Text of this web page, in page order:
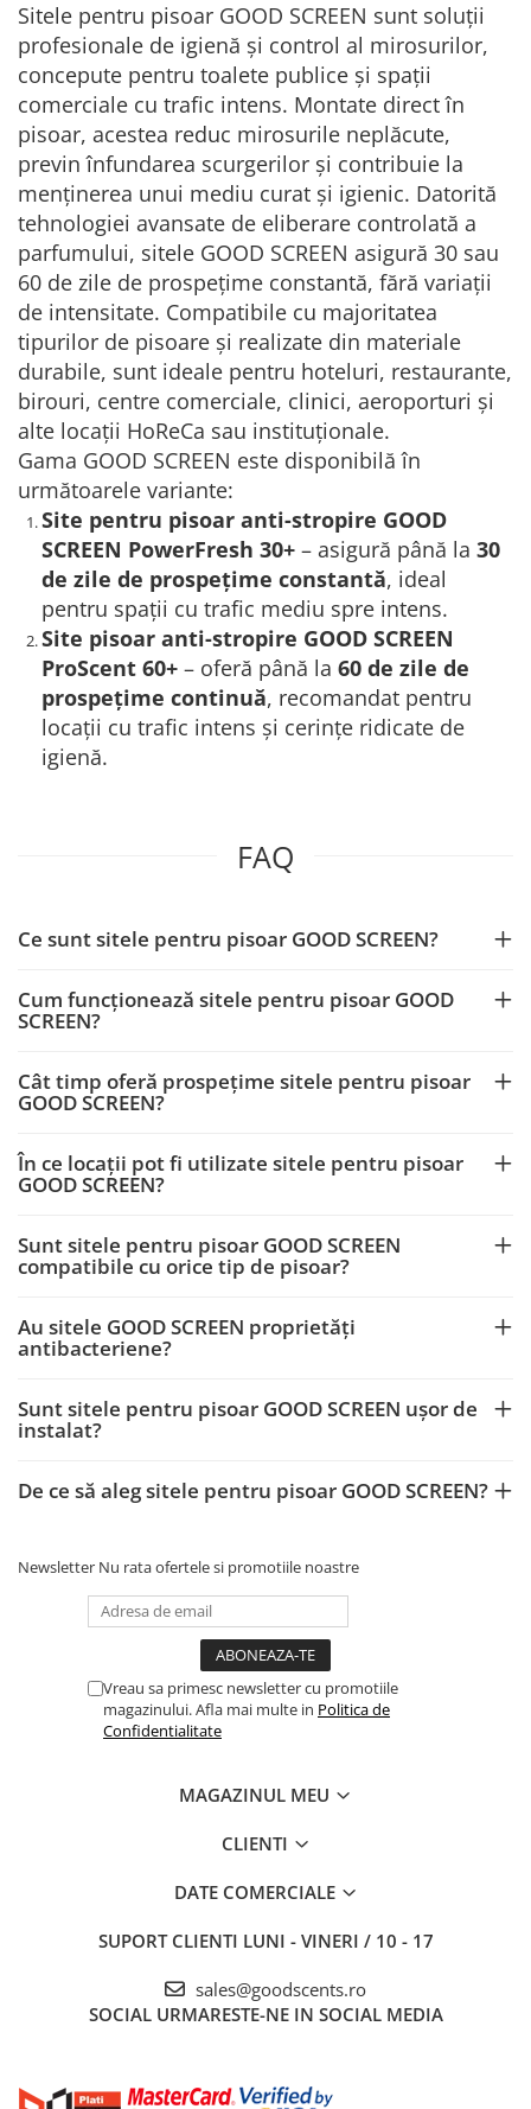
Sitele pentru pisoar GOOD SCREEN sunt soluții
profesionale de igienă și control al mirosurilor,
concepute pentru toalete publice și spații
comerciale cu trafic intens. Montate direct în
pisoar, acestea reduc mirosurile neplăcute,
previn înfundarea scurgerilor și contribuie la
menținerea unui mediu curat și igienic. Datorită
tehnologiei avansate de eliberare controlată a
parfumului, sitele GOOD SCREEN asigură 30 sau
60 de zile de prospețime constantă, fără variații
de intensitate. Compatibile cu majoritatea
tipurilor de pisoare și realizate din materiale
durabile, sunt ideale pentru hoteluri, restaurante,
birouri, centre comerciale, clinici, aeroporturi și
alte locații HoReCa sau instituționale.
Gama GOOD SCREEN este disponibilă în
următoarele variante:
Site pentru pisoar anti-stropire GOOD
SCREEN PowerFresh 30+ – asigură până la 30
de zile de prospețime constantă, ideal
pentru spații cu trafic mediu spre intens.
Site pisoar anti-stropire GOOD SCREEN
ProScent 60+ – oferă până la 60 de zile de
prospețime continuă, recomandat pentru
locații cu trafic intens și cerințe ridicate de
igienă.
FAQ
Ce sunt sitele pentru pisoar GOOD SCREEN?
Cum funcționează sitele pentru pisoar GOOD
SCREEN?
Cât timp oferă prospețime sitele pentru pisoar
GOOD SCREEN?
În ce locații pot fi utilizate sitele pentru pisoar
GOOD SCREEN?
Sunt sitele pentru pisoar GOOD SCREEN
compatibile cu orice tip de pisoar?
Au sitele GOOD SCREEN proprietăți
antibacteriene?
Sunt sitele pentru pisoar GOOD SCREEN ușor de
instalat?
De ce să aleg sitele pentru pisoar GOOD SCREEN?
Newsletter Nu rata ofertele si promotiile noastre
Vreau sa primesc newsletter cu promotiile
magazinului. Afla mai multe in Politica de
Confidentialitate
MAGAZINUL MEU
CLIENTI
DATE COMERCIALE
SUPORT CLIENTI LUNI - VINERI / 10 - 17
sales@goodscents.ro
SOCIAL URMARESTE-NE IN SOCIAL MEDIA